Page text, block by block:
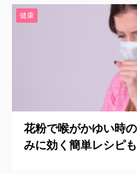
健康
花粉で喉がかゆい時
みに効く簡単レシピ